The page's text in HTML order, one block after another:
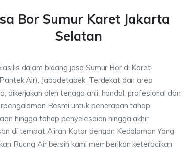
Bor Sumur Karet Jakarta
Selatan
dalam bidang jasa Sumur Bor di Karet
Air), Jabodetabek, Terdekat dan area
dikerjakan oleh tenaga ahli, handal, profesional dan
Resmi untuk penerapan tahap
hingga tahap penyelesaian hingga akhir
di tempat Aliran Kotor dengan Kedalaman Yang
Ruang Air bersih kami memberikan keterbaikan